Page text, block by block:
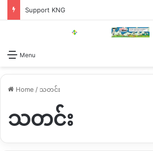
Support KNG
Menu
Home / သတင်း
သတင်း